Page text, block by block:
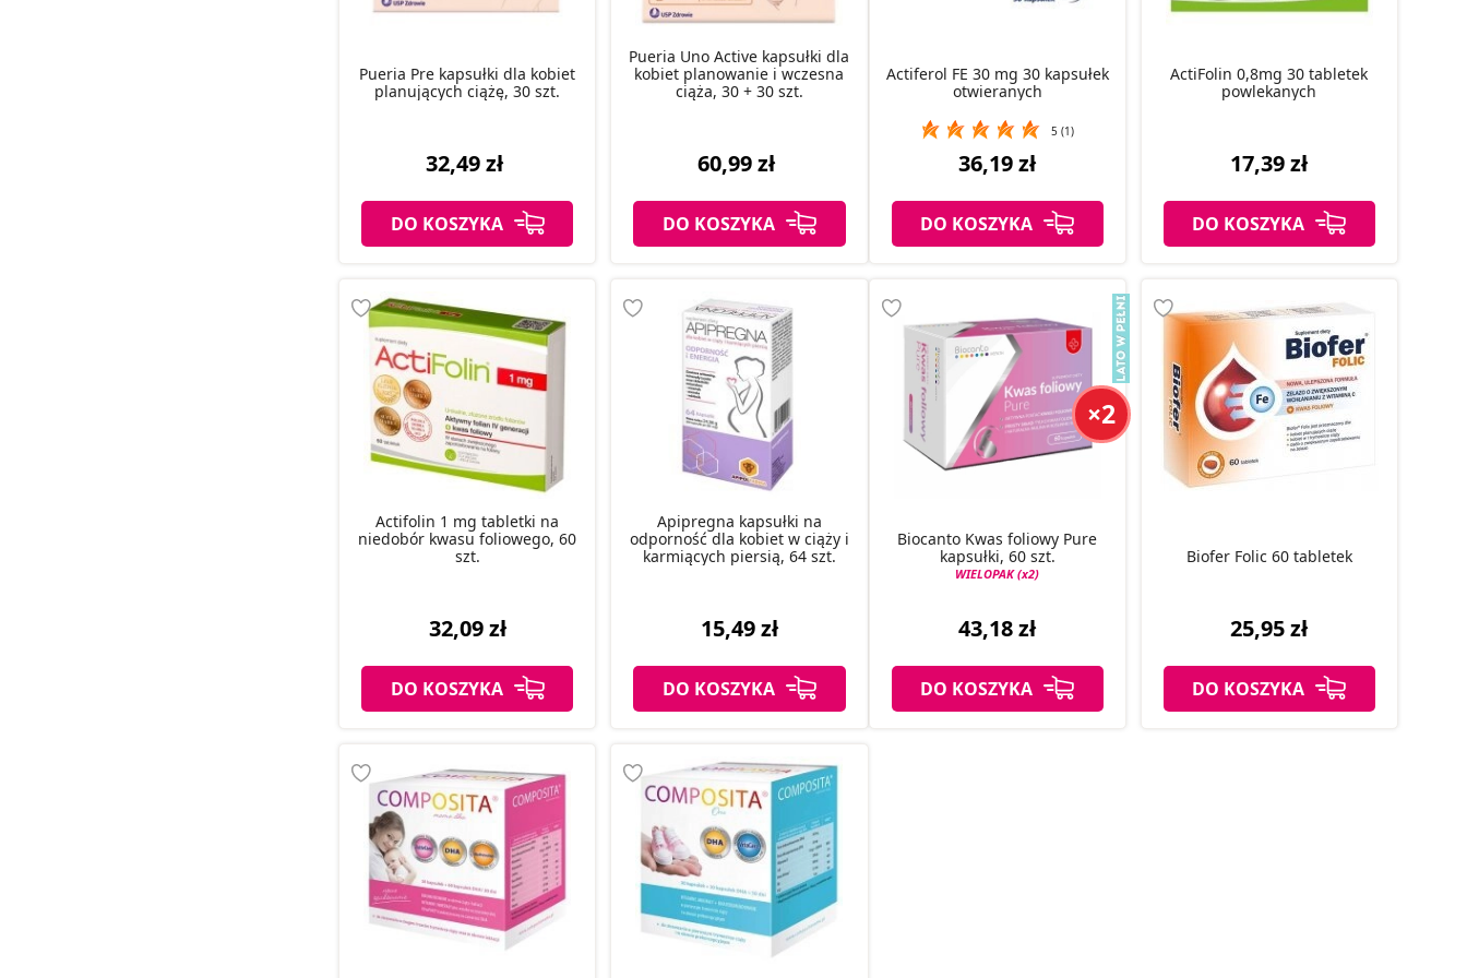
Pueria Pre kapsułki dla kobiet
planujących ciążę, 30 szt.
32,49 zł
DO KOSZYKA
Pueria Uno Active kapsułki dla
kobiet planowanie i wczesna
ciąża, 30 + 30 szt.
60,99 zł
DO KOSZYKA
Actiferol FE 30 mg 30 kapsułek
otwieranych
5 (1)
36,19 zł
DO KOSZYKA
ActiFolin 0,8mg 30 tabletek
powlekanych
17,39 zł
DO KOSZYKA
Actifolin 1 mg tabletki na
niedobór kwasu foliowego, 60
szt.
32,09 zł
DO KOSZYKA
Apipregna kapsułki na
odporność dla kobiet w ciąży i
karmiących piersią, 64 szt.
15,49 zł
DO KOSZYKA
Biocanto Kwas foliowy Pure
kapsułki, 60 szt.
WIELOPAK (x2)
×2
43,18 zł
DO KOSZYKA
Biofer Folic 60 tabletek
25,95 zł
DO KOSZYKA